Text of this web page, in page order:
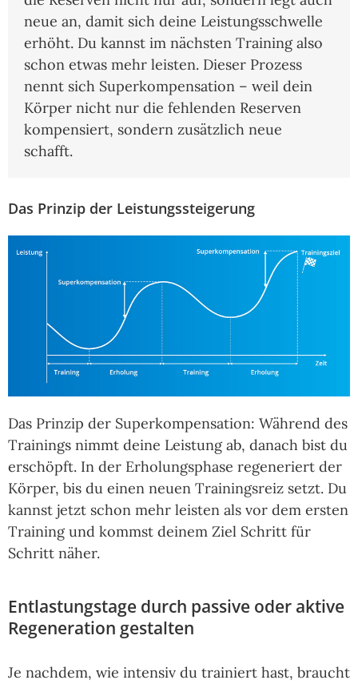
neue an, damit sich deine Leistungsschwelle
erhöht. Du kannst im nächsten Training also
schon etwas mehr leisten. Dieser Prozess
nennt sich Superkompensation – weil dein
Körper nicht nur die fehlenden Reserven
kompensiert, sondern zusätzlich neue
schafft.
Das Prinzip der Leistungssteigerung
Das Prinzip der Superkompensation: Während des
Trainings nimmt deine Leistung ab, danach bist du
erschöpft. In der Erholungsphase regeneriert der
Körper, bis du einen neuen Trainingsreiz setzt. Du
kannst jetzt schon mehr leisten als vor dem ersten
Training und kommst deinem Ziel Schritt für
Schritt näher.
Entlastungstage durch passive oder aktive
Regeneration gestalten
Je nachdem, wie intensiv du trainiert hast, braucht